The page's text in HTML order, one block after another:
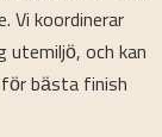
Vi koordinerar
utemiljö, och kan
bästa finish